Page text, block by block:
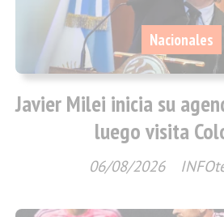
Javier Milei inicia su
luego visita
Nacionales
06/08/2026